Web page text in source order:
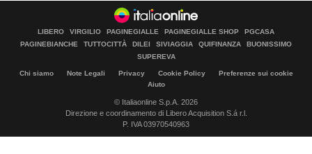
LIBERO VIRGILIO PAGINEGIALLE PAGINEGIALLE SHOP
PGCASA
PAGINEBIANCHE
TUTTOCITTÀ DILEI SIVIAGGIA QUIFINANZA
BUONISSIMO
SUPEREVA
Chi siamo Note Legali Privacy Cookie Policy
Preferenze sui cookie
Aiuto
© Italiaonline S.p.A. 2026
Direzione e coordinamento di Libero Acquisition S.á r.l.
P. IVA 03970540963